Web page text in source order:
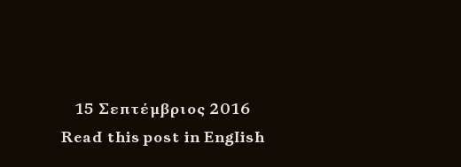
15 Σεπτέμβριος 2016
Read this post in English